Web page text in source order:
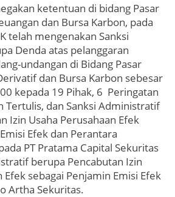
ketentuan di bidang Pasar
dan Bursa Karbon, pada
telah mengenakan Sanksi
Denda atas pelanggaran
undangan di Bidang Pasar
dan Bursa Karbon sebesar
kepada 19 Pihak, 6 Peringatan
Tertulis, dan Sanksi Administratif
Izin Usaha Perusahaan Efek
Efek dan Perantara
PT Pratama Capital Sekuritas
berupa Pencabutan Izin
Efek sebagai Penjamin Emisi Efek
Artha Sekuritas.